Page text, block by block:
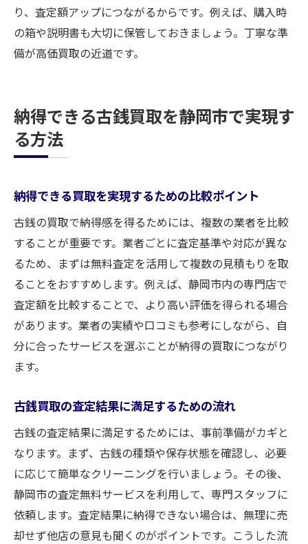
り、査定額アップにつながるからです。例えば、購入時
の箱や説明書も大切に保管しておきましょう。丁寧な準
備が高価買取の近道です。
納得できる古銭買取を静岡市で実現す
る方法
納得できる買取を実現するための比較ポイント
古銭の買取で納得感を得るためには、複数の業者を比較
することが重要です。業者ごとに査定基準や対応が異な
るため、まずは無料査定を活用して複数の見積もりを取
ることをおすすめします。例えば、静岡市内の専門店で
査定額を比較することで、より高い評価を得られる場合
があります。業者の実績や口コミも参考にしながら、自
分に合ったサービスを選ぶことが納得の買取につながり
ます。
古銭買取の査定結果に満足するための流れ
古銭の査定結果に満足するためには、事前準備がカギと
なります。まず、古銭の種類や保存状態を確認し、必要
に応じて簡単なクリーニングを行いましょう。その後、
静岡市の査定無料サービスを利用して、専門スタッフに
依頼します。査定結果に納得できない場合は、無理に売
却せず他店の意見も聞くのがポイントです。こうした流